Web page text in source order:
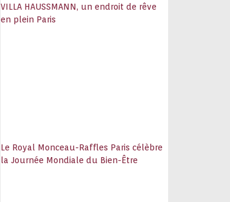
VILLA HAUSSMANN, un endroit de rêve
en plein Paris
Le Royal Monceau-Raffles Paris célèbre
la Journée Mondiale du Bien-Être